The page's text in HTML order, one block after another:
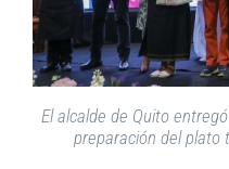
El alcalde de Quito
preparación del plato